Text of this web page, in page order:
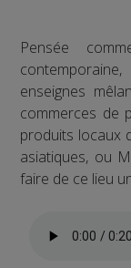
Pensée
enseignes
commerces de
produits locaux
asiatiques, ou
faire de ce lieu